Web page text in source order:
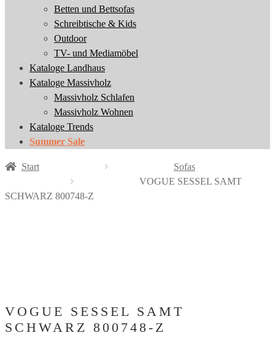
Betten und Bettsofas
Schreibtische & Kids
Outdoor
TV- und Mediamöbel
Kataloge Landhaus
Kataloge Massivholz
Massivholz Schlafen
Massivholz Wohnen
Kataloge Trends
Summer Sale
Start
Sofas
VOGUE SESSEL SAMT
SCHWARZ 800748-Z
VOGUE SESSEL SAMT
SCHWARZ 800748-Z